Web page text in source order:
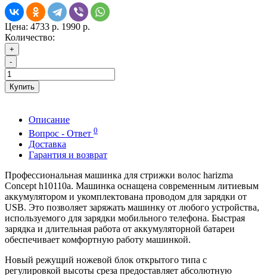
Цена: 4733 р. 1990 р.
Количество:
+
-
Купить
Описание
Вопрос - Ответ 0
Доставка
Гарантия и возврат
Профессиональная машинка для стрижки волос harizma
Concept h10110a. Машинка оснащена современным литиевым
аккумулятором и укомплектована проводом для зарядки от
USB. Это позволяет заряжать машинку от любого устройства,
используемого для зарядки мобильного телефона. Быстрая
зарядка и длительная работа от аккумуляторной батареи
обеспечивает комфортную работу машинкой.
Новый режущий ножевой блок открытого типа с
регулировкой высоты среза предоставляет абсолютную